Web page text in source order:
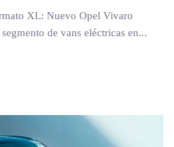
XL: Nuevo Opel Vivaro
de vans eléctricas en...